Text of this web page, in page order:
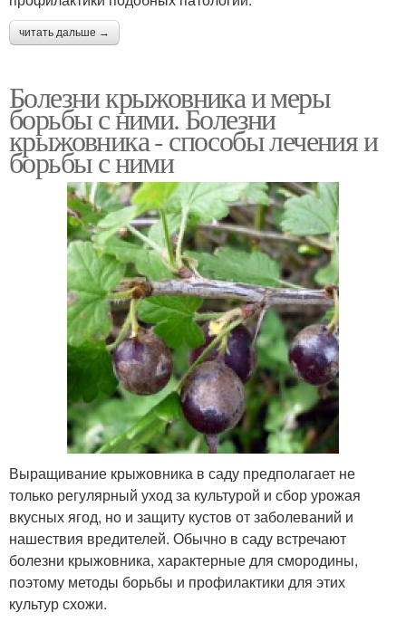
читать дальше →
Болезни крыжовника и меры
борьбы с ними. Болезни
крыжовника - способы лечения и
борьбы с ними
Выращивание крыжовника в саду предполагает не
только регулярный уход за культурой и сбор урожая
вкусных ягод, но и защиту кустов от заболеваний и
нашествия вредителей. Обычно в саду встречают
болезни крыжовника, характерные для смородины,
поэтому методы борьбы и профилактики для этих
культур схожи.